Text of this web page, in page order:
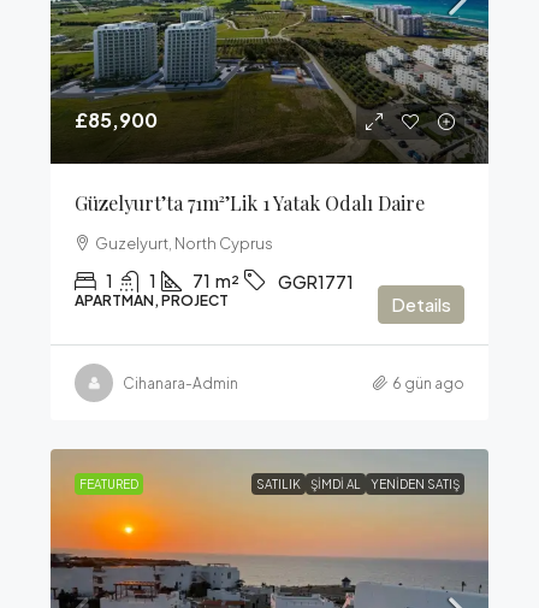
£85,900
Güzelyurt’ta 71m²’lik 1 Yatak Odalı Daire
Guzelyurt, North Cyprus
1 1 71 m² GGR1771
APARTMAN, PROJECT Details
Cihanara-Admin 6 gün ago
FEATURED SATILIK ŞIMDI AL YENIDEN SATIŞ